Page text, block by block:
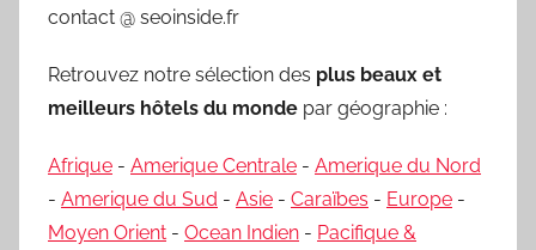
contact @ seoinside.fr
Retrouvez notre sélection des plus beaux et
meilleurs hôtels du monde par géographie :
Afrique - Amerique Centrale - Amerique du Nord
- Amerique du Sud - Asie - Caraïbes - Europe -
Moyen Orient - Ocean Indien - Pacifique &